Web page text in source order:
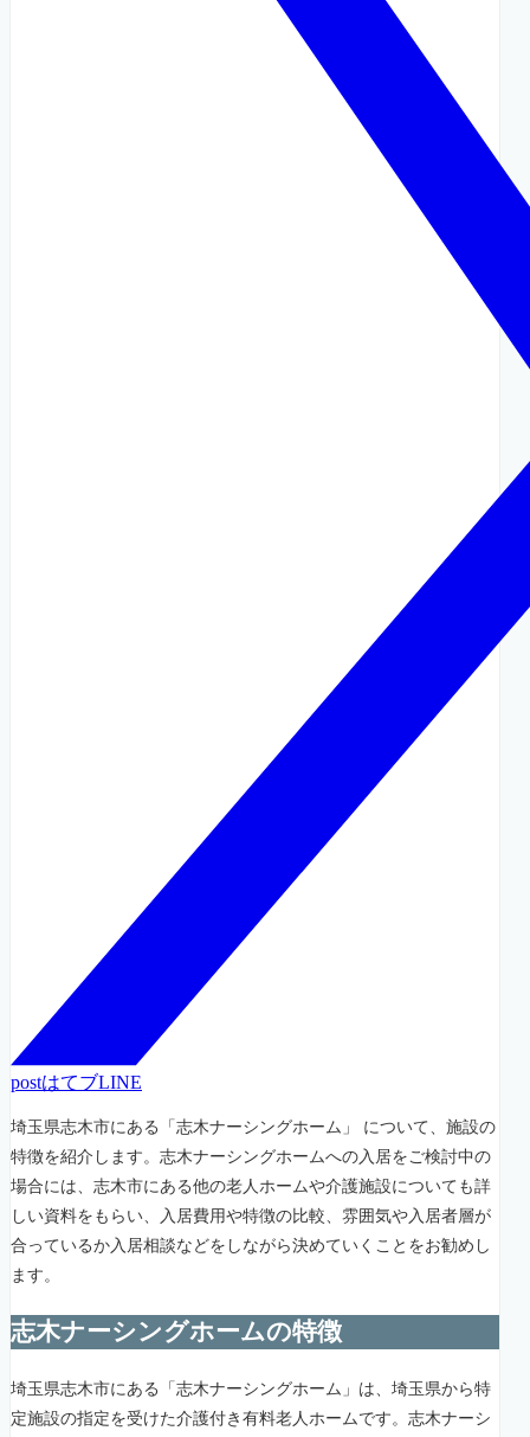
postはてブLINE
埼玉県志木市にある「志木ナーシングホーム」 について、施設の
特徴を紹介します。志木ナーシングホームへの入居をご検討中の
場合には、志木市にある他の老人ホームや介護施設についても詳
しい資料をもらい、入居費用や特徴の比較、雰囲気や入居者層が
合っているか入居相談などをしながら決めていくことをお勧めし
ます。
志木ナーシングホームの特徴
埼玉県志木市にある「志木ナーシングホーム」は、埼玉県から特
定施設の指定を受けた介護付き有料老人ホームです。志木ナーシ